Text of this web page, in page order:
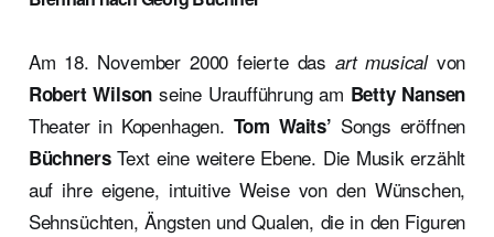
Am 18. November 2000 feierte das art musicalvon
Robert Wilson seine Uraufführung am Betty Nansen
Theater in Kopenhagen. Tom Waits’ Songs eröffnen
BüchnersText eine weitere Ebene. Die Musik erzählt
auf ihre eigene, intuitive Weise von den Wünschen,
Sehnsüchten, Ängsten und Qualen, die in den Figuren